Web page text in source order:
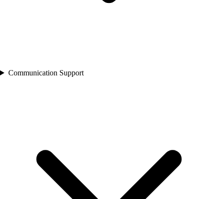
Communication Support